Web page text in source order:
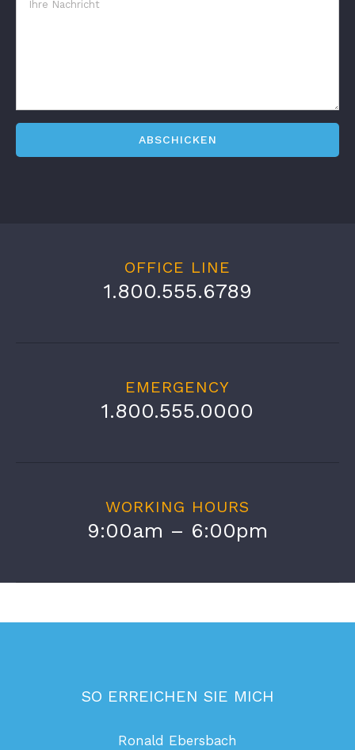
OFFICE LINE
1.800.555.6789
EMERGENCY
1.800.555.0000
WORKING HOURS
9:00am – 6:00pm
SO ERREICHEN SIE MICH
Ronald Ebersbach